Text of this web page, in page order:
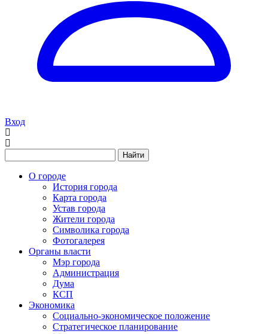
Вход
Найти
О городе
История города
Карта города
Устав города
Жители города
Символика города
Фотогалерея
Органы власти
Мэр города
Администрация
Дума
КСП
Экономика
Социально-экономическое положение
Стратегическое планирование